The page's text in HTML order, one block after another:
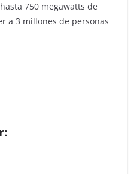
750 megawatts de
a 3 millones de personas